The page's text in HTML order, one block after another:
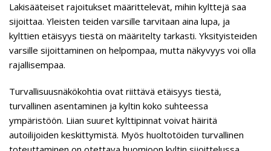
Lakisääteiset rajoitukset määrittelevät, mihin kylttejä saa
sijoittaa. Yleisten teiden varsille tarvitaan aina lupa, ja
kylttien etäisyys tiestä on määritelty tarkasti. Yksityisteiden
varsille sijoittaminen on helpompaa, mutta näkyvyys voi olla
rajallisempaa.
Turvallisuusnäkökohtia ovat riittävä etäisyys tiestä,
turvallinen asentaminen ja kyltin koko suhteessa
ympäristöön. Liian suuret kylttipinnat voivat häiritä
autoilijoiden keskittymistä. Myös huoltotöiden turvallinen